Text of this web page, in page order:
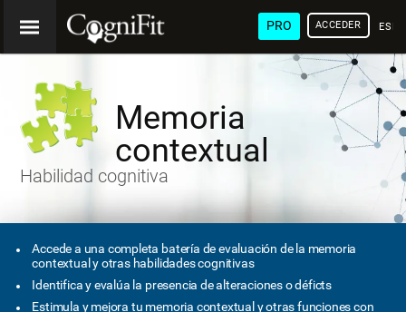
PRO ACCEDER
Memoria
contextual
Habilidad cognitiva
Accede a una completa batería de evaluación de la memoria
contextual y otras habilidades cognitivas
Identifica y evalúa la presencia de alteraciones o déficts
Estimula y mejora tu memoria contextual y otras funciones con